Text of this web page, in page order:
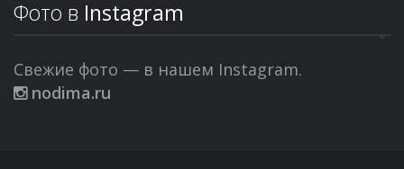
Фото в Instagram
Свежие фото — в нашем Instagram.
nodima.ru